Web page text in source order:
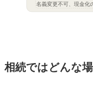
名義変更不可、現金化
相続ではどんな